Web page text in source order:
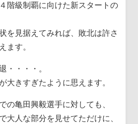
階級制覇に向けた新スタートの
を見据えてみれば、敗北は許さ
ます。
・・・・。
大きすぎたように思えます。
の亀田興毅選手に対しても、
大人な部分を見せてただけに、